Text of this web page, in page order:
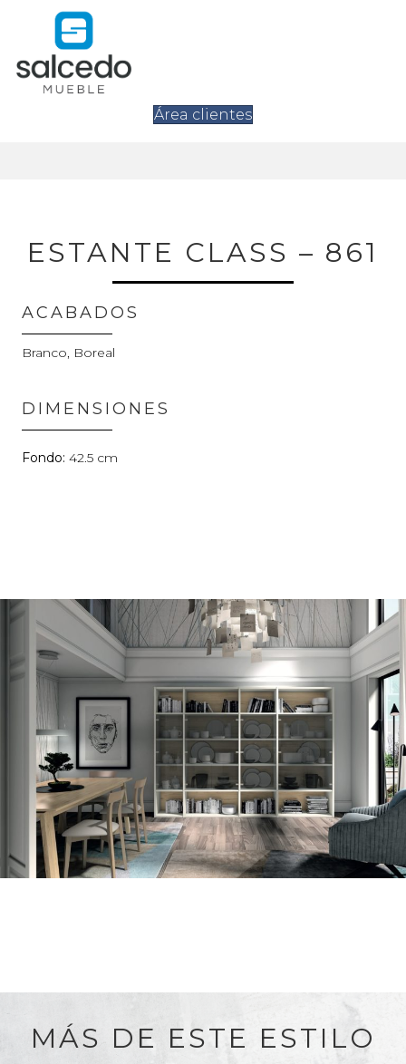
Área clientes
ESTANTE CLASS – 861
ACABADOS
Branco, Boreal
DIMENSIONES
42.5
MÁS DE ESTE ESTILO